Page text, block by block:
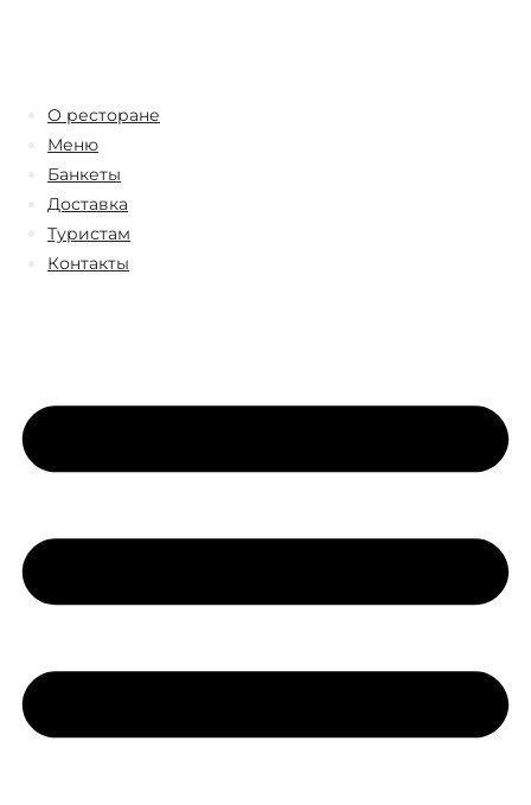
О ресторане
Меню
Банкеты
Доставка
Туристам
Контакты